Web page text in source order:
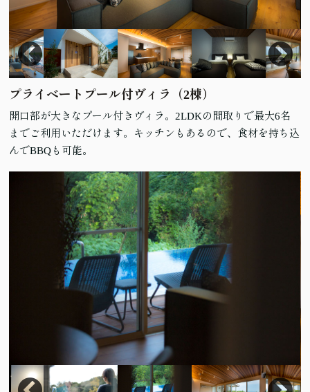
プライベートプール付ヴィラ（2棟）
開口部が大きなプール付きヴィラ。2LDKの間取りで最大6名
までご利用いただけます。キッチンもあるので、食材を持ち込
んでBBQも可能。